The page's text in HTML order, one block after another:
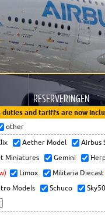
RESERVERINGEN
duties and tariffs are now
other
Aether Model Airbus
Miniatures Gemini
Limox Militaria Diecast
Models Schuco